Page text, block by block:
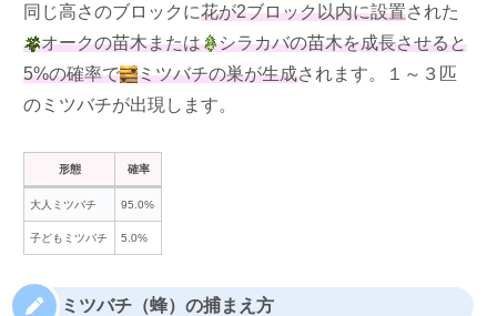
同じ高さのブロックに花が2ブロック以内に設置された
オークの苗木または
シラカバの苗木を成長させると
5%の確率で
ミツバチの巣が生成されます。１～３匹
のミツバチが出現します。
形態 確率
大人ミツバチ 95.0%
子どもミツバチ 5.0%
ミツバチ（蜂）の捕まえ方